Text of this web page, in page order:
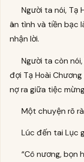
Người ta nói, Tạ
ân tình và tiền bạc
nhận lời.
Người ta còn
đợi Tạ Hoài
nợ ra giữa tiệc
Một chuyện rõ
Lúc đến tai Lục
“Cô nương, bọn